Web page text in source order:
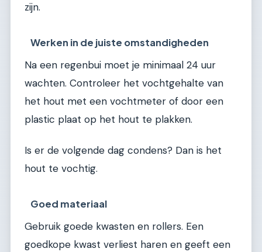
zijn.
Werken in de juiste omstandigheden
Na een regenbui moet je minimaal 24 uur
wachten. Controleer het vochtgehalte van
het hout met een vochtmeter of door een
plastic plaat op het hout te plakken.
Is er de volgende dag condens? Dan is het
hout te vochtig.
Goed materiaal
Gebruik goede kwasten en rollers. Een
goedkope kwast verliest haren en geeft een